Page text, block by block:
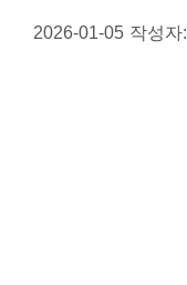
2026-01-05 작성자: